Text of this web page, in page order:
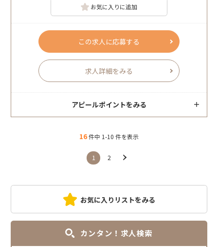
お気に入りに追加
この求人に応募する
求人詳細をみる
アピールポイントをみる
16件中 1-10 件を表示
1 2
お気に入りリストをみる
カンタン！求人検索